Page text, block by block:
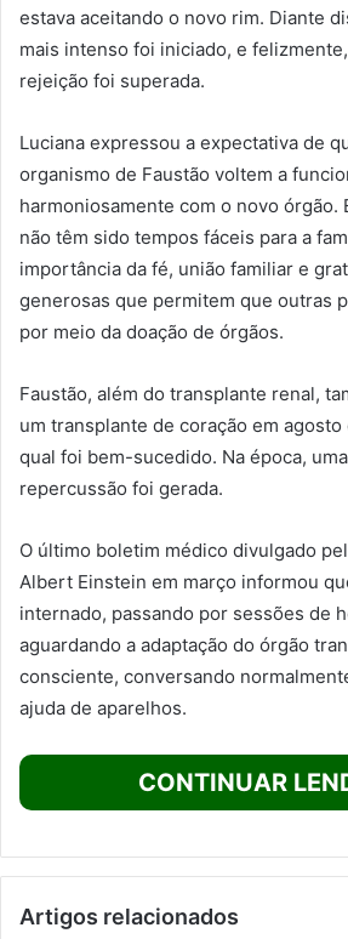
estava aceitando o novo rim. Diante
mais intenso foi iniciado, e
rejeição foi superada.
Luciana expressou a expectativa de
organismo de Faustão voltem a
harmoniosamente com o novo órgão.
não têm sido tempos fáceis para a
importância da fé, união familiar e
generosas que permitem que outras
por meio da doação de órgãos.
Faustão, além do transplante renal,
um transplante de coração em agosto
qual foi bem-sucedido. Na época,
repercussão foi gerada.
O último boletim médico divulgado
Albert Einstein em março informou
internado, passando por sessões de
aguardando a adaptação do órgão
consciente, conversando
ajuda de aparelhos.
CONTINUAR
Artigos relacionados